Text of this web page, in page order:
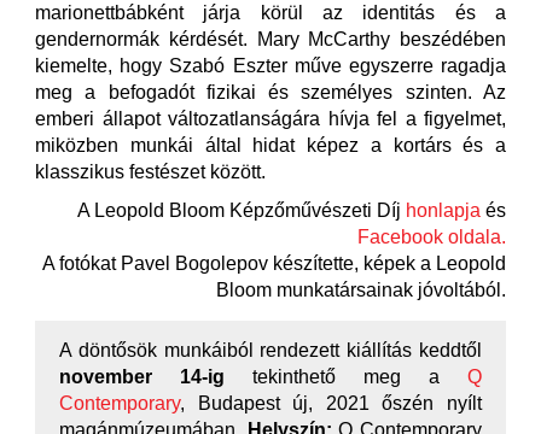
marionettbábként járja körül az identitás és a
gendernormák kérdését. Mary McCarthy beszédében
kiemelte, hogy Szabó Eszter műve egyszerre ragadja
meg a befogadót fizikai és személyes szinten. Az
emberi állapot változatlanságára hívja fel a figyelmet,
miközben munkái által hidat képez a kortárs és a
klasszikus festészet között.
A Leopold Bloom Képzőművészeti Díj honlapja és
Facebook oldala.
A fotókat Pavel Bogolepov készítette, képek a Leopold
Bloom munkatársainak jóvoltából.
A döntősök munkáiból rendezett kiállítás keddtől
november 14-ig tekinthető meg a Q
Contemporary, Budapest új, 2021 őszén nyílt
magánmúzeumában.
Helyszín: Q Contemporary